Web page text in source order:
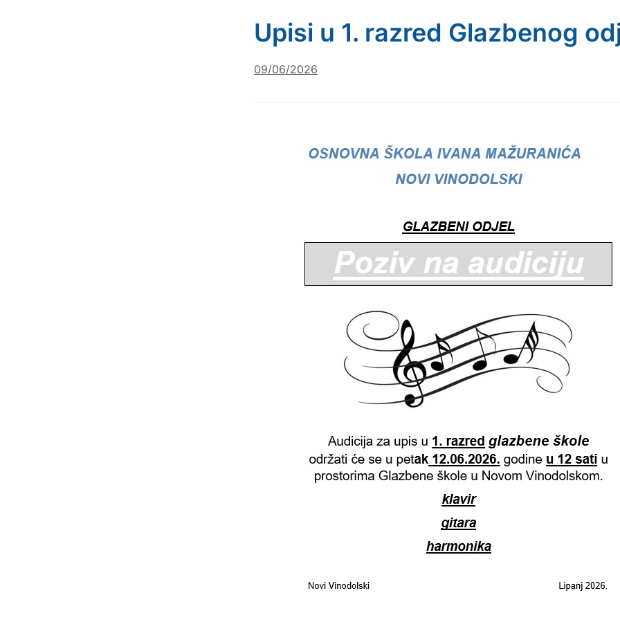
Upisi u 1. razred Glazbenog
09/06/2026